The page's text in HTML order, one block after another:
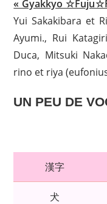
« Gyakkyo
Yui Sakakibara et
Ayumi., Rui
Duca, Mitsuki
rino et riya
UN PEU DE
漢字
犬